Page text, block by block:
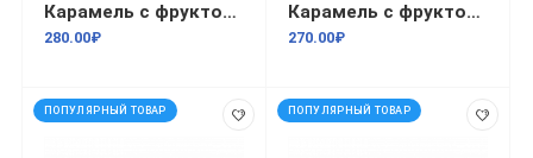
Карамель с фруктово-ягодной начинкой Лимон 1кг
280.00₽
Карамель с фруктово-ягодной начинкой Мандарин 1кг
270.00₽
ПОПУЛЯРНЫЙ ТОВАР ПОПУЛЯРНЫЙ ТОВАР